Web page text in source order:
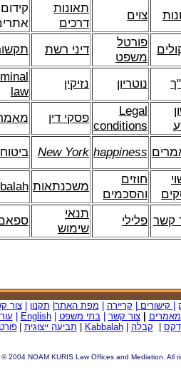
קידום
תאונות
דרכים
צוים
דיני רשת
פורטל
משפט
law
נזיקין נוטריון
פסקי דין
Legal
conditions
ביטוח New York happiness
משכנתאות
חוזים
והסכמים
תנאי
שימוש
פלילי קשר
קישורים קריירה מפת האתר תקנון צור
English| מאמרים |צור קשר
בתי משפט
תביעה ייצוגית Kabbalah| קבלה
2004 NOAM KURIS Law Offices and Mediation. All